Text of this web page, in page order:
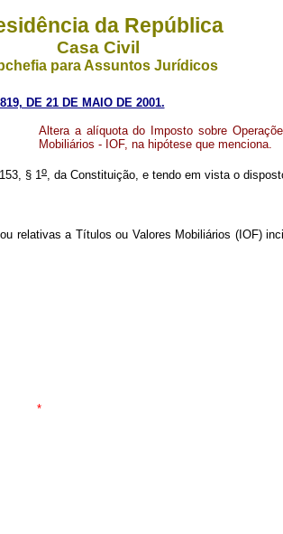
da República
Casa Civil
para Assuntos Jurídicos
DE 21 DE MAIO DE 2001.
Altera a alíquota do Imposto sobre
Mobiliários - IOF, na hipótese que menciona.
§ 1o, da Constituição, e tendo em vista o
a Títulos ou Valores Mobiliários (IOF)
*